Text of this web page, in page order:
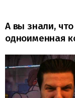
А вы знали,
одноименная